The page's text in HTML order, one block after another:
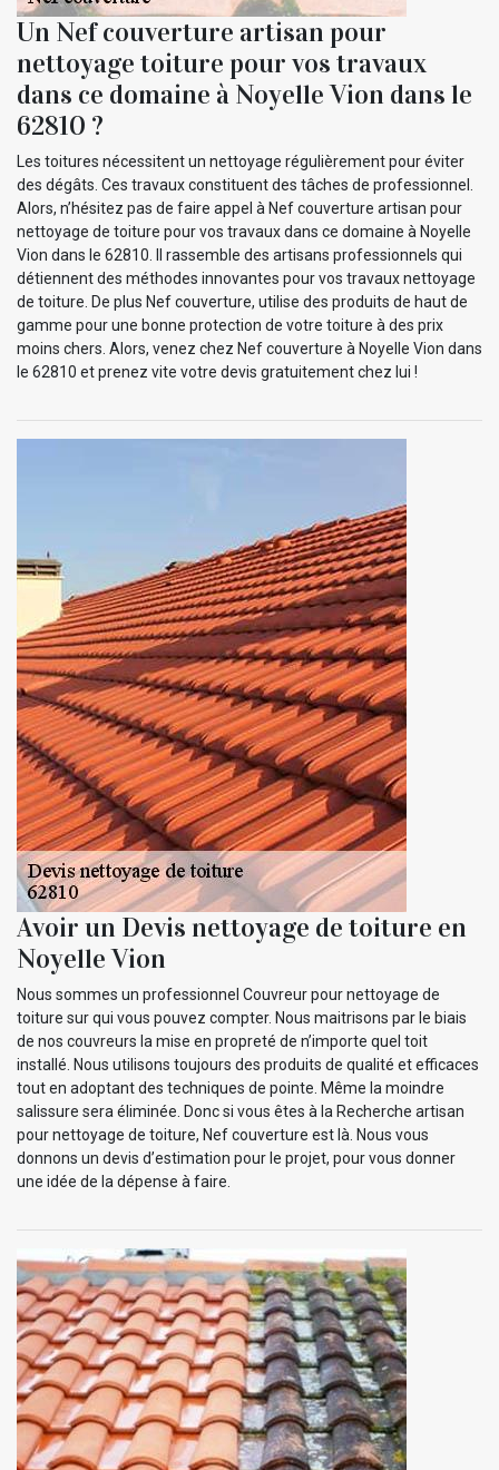
Un Nef couverture artisan pour
nettoyage toiture pour vos travaux
dans ce domaine à Noyelle Vion dans le
62810 ?
Les toitures nécessitent un nettoyage régulièrement pour éviter
des dégâts. Ces travaux constituent des tâches de professionnel.
Alors, n’hésitez pas de faire appel à Nef couverture artisan pour
nettoyage de toiture pour vos travaux dans ce domaine à Noyelle
Vion dans le 62810. Il rassemble des artisans professionnels qui
détiennent des méthodes innovantes pour vos travaux nettoyage
de toiture. De plus Nef couverture, utilise des produits de haut de
gamme pour une bonne protection de votre toiture à des prix
moins chers. Alors, venez chez Nef couverture à Noyelle Vion dans
le 62810 et prenez vite votre devis gratuitement chez lui !
Avoir un Devis nettoyage de toiture en
Noyelle Vion
Nous sommes un professionnel Couvreur pour nettoyage de
toiture sur qui vous pouvez compter. Nous maitrisons par le biais
de nos couvreurs la mise en propreté de n’importe quel toit
installé. Nous utilisons toujours des produits de qualité et efficaces
tout en adoptant des techniques de pointe. Même la moindre
salissure sera éliminée. Donc si vous êtes à la Recherche artisan
pour nettoyage de toiture, Nef couverture est là. Nous vous
donnons un devis d’estimation pour le projet, pour vous donner
une idée de la dépense à faire.